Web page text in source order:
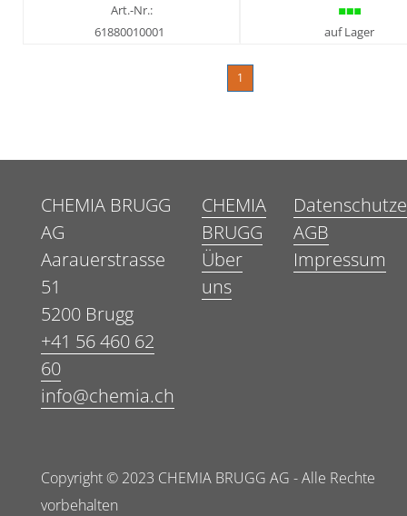
Art.-Nr.:
61880010001
auf Lager
1
CHEMIA BRUGG
AG
Aarauerstrasse
51
5200 Brugg
+41 56 460 62
60
info@chemia.ch
CHEMIA
BRUGG
Über
uns
AGB
Impressum
Copyright © 2023 CHEMIA BRUGG AG - Alle Rechte
vorbehalten